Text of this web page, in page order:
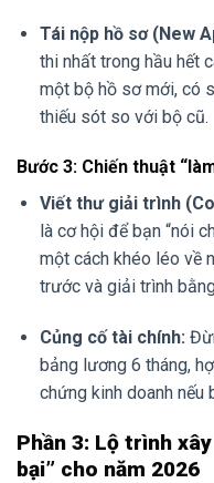
Tái nộp hồ sơ (New
thi nhất trong hầu hết
một bộ hồ sơ mới, có
thiếu sót so với bộ cũ.
Bước 3: Chiến thuật
Viết thư giải trình
là cơ hội để bạn “nói
một cách khéo léo về
trước và giải trình
Củng cố tài chính:
bảng lương 6 tháng,
chứng kinh doanh nếu
Phần 3: Lộ trình
bại” cho năm 2026